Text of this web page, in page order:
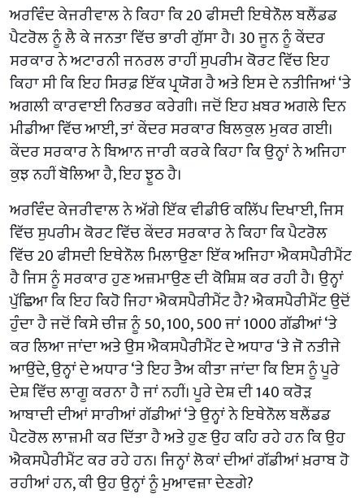
ਅਰਵਿੰਦ ਕੇਜਰੀਵਾਲ ਨੇ ਕਿਹਾ ਕਿ 20 ਫੀਸਦੀ ਇਥੇਨੌਲ ਬਲੈਂਡਡ
ਪੈਟਰੋਲ ਨੂੰ ਲੈ ਕੇ ਜਨਤਾ ਵਿੱਚ ਭਾਰੀ ਗੁੱਸਾ ਹੈ। 30 ਜੂਨ ਨੂੰ ਕੇਂਦਰ
ਸਰਕਾਰ ਨੇ ਅਟਾਰਨੀ ਜਨਰਲ ਰਾਹੀਂ ਸੁਪਰੀਮ ਕੋਰਟ ਵਿੱਚ ਇਹ
ਕਿਹਾ ਸੀ ਕਿ ਇਹ ਸਿਰਫ਼ ਇੱਕ ਪ੍ਰਯੋਗ ਹੈ ਅਤੇ ਇਸ ਦੇ ਨਤੀਜਿਆਂ ‘ਤੇ
ਅਗਲੀ ਕਾਰਵਾਈ ਨਿਰਭਰ ਕਰੇਗੀ। ਜਦੋਂ ਇਹ ਖ਼ਬਰ ਅਗਲੇ ਦਿਨ
ਮੀਡੀਆ ਵਿੱਚ ਆਈ, ਤਾਂ ਕੇਂਦਰ ਸਰਕਾਰ ਬਿਲਕੁਲ ਮੁਕਰ ਗਈ।
ਕੇਂਦਰ ਸਰਕਾਰ ਨੇ ਬਿਆਨ ਜਾਰੀ ਕਰਕੇ ਕਿਹਾ ਕਿ ਉਨ੍ਹਾਂ ਨੇ ਅਜਿਹਾ
ਕੁਝ ਨਹੀਂ ਬੋਲਿਆ ਹੈ, ਇਹ ਝੂਠ ਹੈ।
ਅਰਵਿੰਦ ਕੇਜਰੀਵਾਲ ਨੇ ਅੱਗੇ ਇੱਕ ਵੀਡੀਓ ਕਲਿੱਪ ਦਿਖਾਈ, ਜਿਸ
ਵਿੱਚ ਸੁਪਰੀਮ ਕੋਰਟ ਵਿੱਚ ਕੇਂਦਰ ਸਰਕਾਰ ਨੇ ਕਿਹਾ ਕਿ ਪੈਟਰੋਲ
ਵਿੱਚ 20 ਫੀਸਦੀ ਇਥੇਨੌਲ ਮਿਲਾਉਣਾ ਇੱਕ ਅਜਿਹਾ ਐਕਸਪੈਰੀਮੈਂਟ
ਹੈ ਜਿਸ ਨੂੰ ਸਰਕਾਰ ਹੁਣ ਅਜ਼ਮਾਉਣ ਦੀ ਕੋਸ਼ਿਸ਼ ਕਰ ਰਹੀ ਹੈ। ਉਨ੍ਹਾਂ
ਪੁੱਛਿਆ ਕਿ ਇਹ ਕਿਹੋ ਜਿਹਾ ਐਕਸਪੈਰੀਮੈਂਟ ਹੈ? ਐਕਸਪੈਰੀਮੈਂਟ ਉਦੋਂ
ਹੁੰਦਾ ਹੈ ਜਦੋਂ ਕਿਸੇ ਚੀਜ਼ ਨੂੰ 50, 100, 500 ਜਾਂ 1000 ਗੱਡੀਆਂ ‘ਤੇ
ਕਰ ਲਿਆ ਜਾਂਦਾ ਅਤੇ ਉਸ ਐਕਸਪੈਰੀਮੈਂਟ ਦੇ ਅਧਾਰ ‘ਤੇ ਜੋ ਨਤੀਜੇ
ਆਉਂਦੇ, ਉਨ੍ਹਾਂ ਦੇ ਅਧਾਰ ‘ਤੇ ਇਹ ਤੈਅ ਕੀਤਾ ਜਾਂਦਾ ਕਿ ਇਸ ਨੂੰ ਪੂਰੇ
ਦੇਸ਼ ਵਿੱਚ ਲਾਗੂ ਕਰਨਾ ਹੈ ਜਾਂ ਨਹੀਂ। ਪੂਰੇ ਦੇਸ਼ ਦੀ 140 ਕਰੋੜ
ਆਬਾਦੀ ਦੀਆਂ ਸਾਰੀਆਂ ਗੱਡੀਆਂ ‘ਤੇ ਉਨ੍ਹਾਂ ਨੇ ਇਥੇਨੌਲ ਬਲੈਂਡਡ
ਪੈਟਰੋਲ ਲਾਜ਼ਮੀ ਕਰ ਦਿੱਤਾ ਹੈ ਅਤੇ ਹੁਣ ਉਹ ਕਹਿ ਰਹੇ ਹਨ ਕਿ ਉਹ
ਐਕਸਪੈਰੀਮੈਂਟ ਕਰ ਰਹੇ ਹਨ। ਜਿਨ੍ਹਾਂ ਲੋਕਾਂ ਦੀਆਂ ਗੱਡੀਆਂ ਖ਼ਰਾਬ ਹੋ
ਰਹੀਆਂ ਹਨ, ਕੀ ਉਹ ਉਨ੍ਹਾਂ ਨੂੰ ਮੁਆਵਜ਼ਾ ਦੇਣਗੇ?